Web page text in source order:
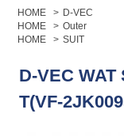
HOME > D-VEC
HOME
> Outer
HOME
> SUIT
D-VEC
T(VF-